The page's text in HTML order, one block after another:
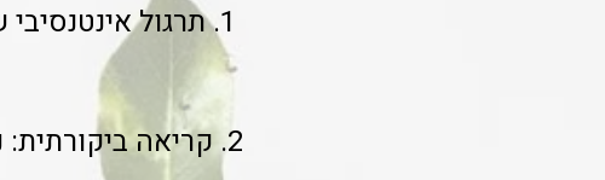
1. תרגול
2. קריאה